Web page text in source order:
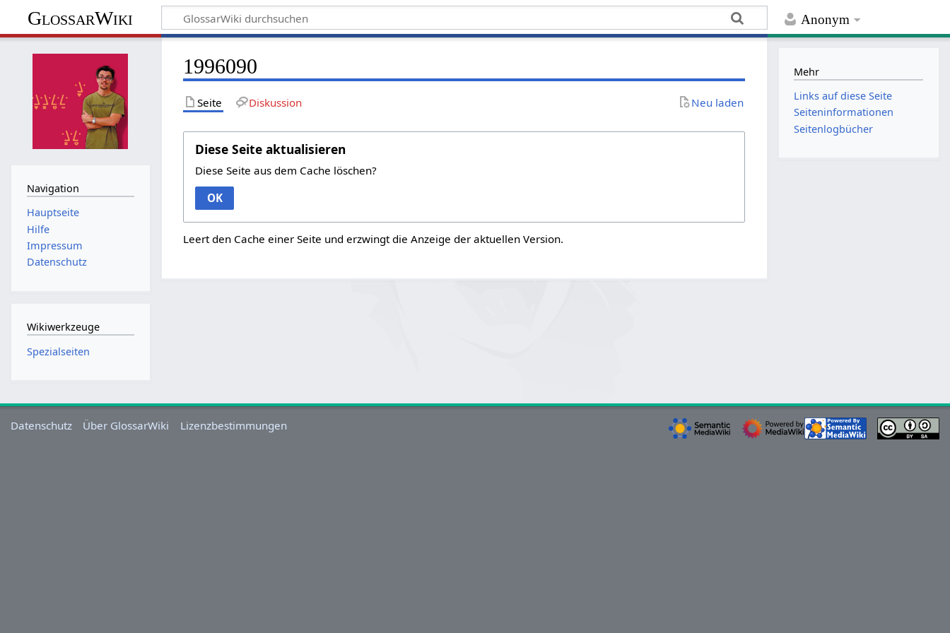
Anonym
GlossarWiki
1996090
Seite Diskussion Neu laden
Diese Seite aktualisieren
Diese Seite aus dem Cache löschen?
OK
Leert den Cache einer Seite und erzwingt die Anzeige der aktuellen Version.
Navigation
Hauptseite
Hilfe
Impressum
Datenschutz
Wikiwerkzeuge
Spezialseiten
Mehr
Links auf diese Seite
Seiten­­informationen
Seitenlogbücher
Datenschutz Über GlossarWiki Lizenzbestimmungen